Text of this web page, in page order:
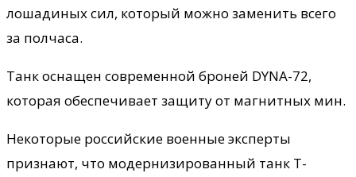
лошадиных сил, который можно заменить всего
за полчаса.
Танк оснащен современной броней DYNA-72,
которая обеспечивает защиту от магнитных мин.
Некоторые российские военные эксперты
признают, что модернизированный танк T-